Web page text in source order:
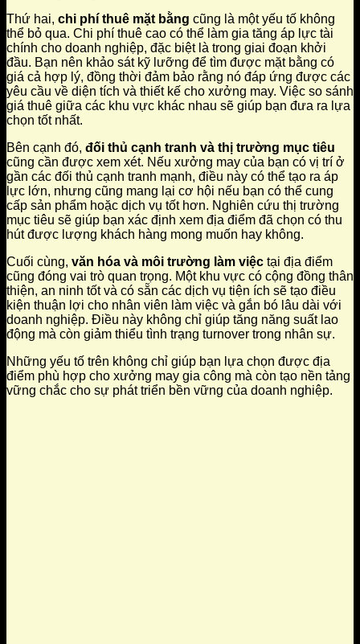
Thứ hai, chi phí thuê mặt bằng cũng là một yếu tố không
thể bỏ qua. Chi phí thuê cao có thể làm gia tăng áp lực tài
chính cho doanh nghiệp, đặc biệt là trong giai đoạn khởi
đầu. Bạn nên khảo sát kỹ lưỡng để tìm được mặt bằng có
giá cả hợp lý, đồng thời đảm bảo rằng nó đáp ứng được các
yêu cầu về diện tích và thiết kế cho xưởng may. Việc so sánh
giá thuê giữa các khu vực khác nhau sẽ giúp bạn đưa ra lựa
chọn tốt nhất.
Bên cạnh đó, đối thủ cạnh tranh và thị trường mục tiêu
cũng cần được xem xét. Nếu xưởng may của bạn có vị trí ở
gần các đối thủ cạnh tranh mạnh, điều này có thể tạo ra áp
lực lớn, nhưng cũng mang lại cơ hội nếu bạn có thể cung
cấp sản phẩm hoặc dịch vụ tốt hơn. Nghiên cứu thị trường
mục tiêu sẽ giúp bạn xác định xem địa điểm đã chọn có thu
hút được lượng khách hàng mong muốn hay không.
Cuối cùng, văn hóa và môi trường làm việc tại địa điểm
cũng đóng vai trò quan trọng. Một khu vực có cộng đồng thân
thiện, an ninh tốt và có sẵn các dịch vụ tiện ích sẽ tạo điều
kiện thuận lợi cho nhân viên làm việc và gắn bó lâu dài với
doanh nghiệp. Điều này không chỉ giúp tăng năng suất lao
động mà còn giảm thiểu tình trạng turnover trong nhân sự.
Những yếu tố trên không chỉ giúp bạn lựa chọn được địa
điểm phù hợp cho xưởng may gia công mà còn tạo nền tảng
vững chắc cho sự phát triển bền vững của doanh nghiệp.